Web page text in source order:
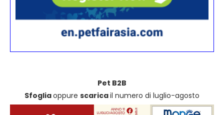
Pet B2B
Sfogliaoppure scaricail numero di luglio-agosto